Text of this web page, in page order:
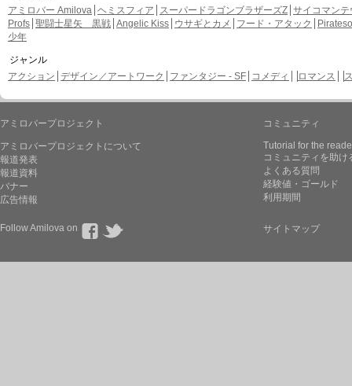
アミロバー Amilova ヘミスフィア スーパードラゴンブラザーズZ サイコマンテ
Profs 聖闘士星矢 黒戦 Angelic Kiss ウサギとカメ フード・アタック
少年
ジャンル
アクション デザイン／アートワーク ファンタジー - SF コメディ ロマンス
アミロバープロジェクト
アミロバープロジェクトについて
報道発表
報道資料
バナー
広告情報
コミュニティ
Tutorial for the
コミュニティを助け
よくある質問
経験値・ゴールド
利用期間
Follow Amilova on サイトマップ